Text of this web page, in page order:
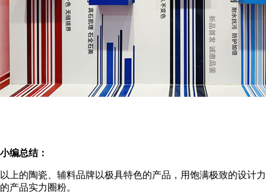
小编总结：
以上的陶瓷、辅料品牌以极具特色的产品，用饱满极致的设计
的产品实力圈粉。